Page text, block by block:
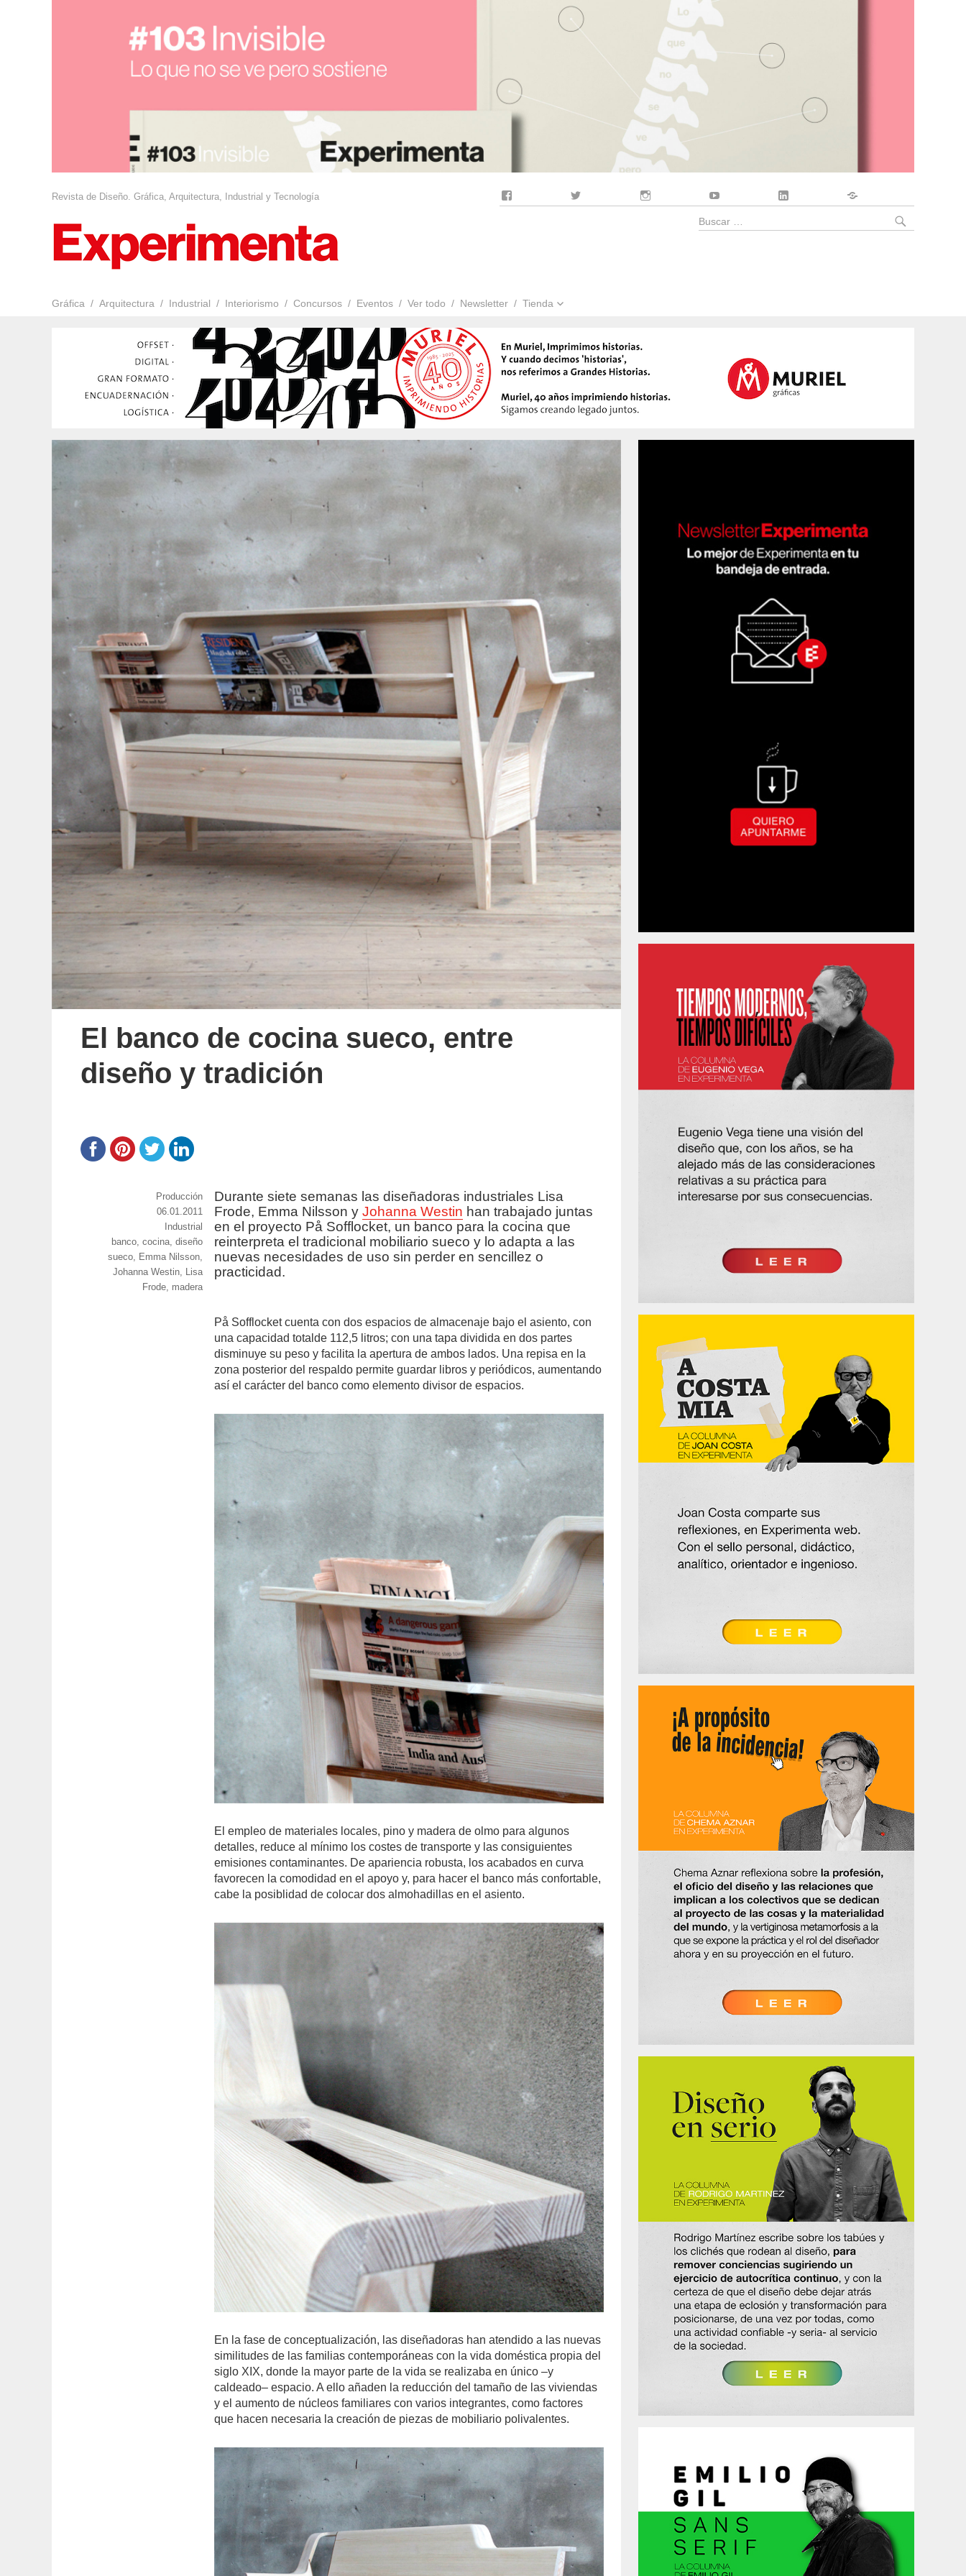
Revista de Diseño. Gráfica, Arquitectura, Industrial y Tecnología
Gráfica Arquitectura Industrial Interiorismo Concursos Eventos Ver todo Newsletter Tienda
Buscar
El banco de cocina sueco, entre
diseño y tradición
Durante siete semanas las diseñadoras industriales Lisa
Frode, Emma Nilsson yJohanna Westin han trabajado juntas
en el proyecto På Sofflocket, un banco para la cocina que
reinterpreta el tradicional mobiliario sueco y lo adapta a las
nuevas necesidades de uso sin perder en sencillez o
practicidad.
På Sofflocket cuenta con dos espacios de almacenaje bajo el asiento, con
una capacidad totalde 112,5 litros; con una tapa dividida en dos partes
disminuye su peso y facilita la apertura de ambos lados. Una repisa en la
zona posterior del respaldo permite guardar libros y periódicos, aumentando
así el carácter del banco como elemento divisor de espacios.
El empleo de materiales locales, pino y madera de olmo para algunos
detalles, reduce al mínimo los costes de transporte y las consiguientes
emisiones contaminantes. De apariencia robusta, los acabados en curva
favorecen la comodidad en el apoyo y, para hacer el banco más confortable,
cabe la posiblidad de colocar dos almohadillas en el asiento.
En la fase de conceptualización, las diseñadoras han atendido a las nuevas
similitudes de las familias contemporáneas con la vida doméstica propia del
siglo XIX, donde la mayor parte de la vida se realizaba en único –y
caldeado– espacio. A ello añaden la reducción del tamaño de las viviendas
y el aumento de núcleos familiares con varios integrantes, como factores
que hacen necesaria la creación de piezas de mobiliario polivalentes.
https://www.experimenta.es/author/produccion/
Producción
Publicado
06.01.2011
Categorías
Industrial
Etiquetas
banco,cocina,diseño
sueco, Emma Nilsson,
Johanna Westin, Lisa
Frode, madera